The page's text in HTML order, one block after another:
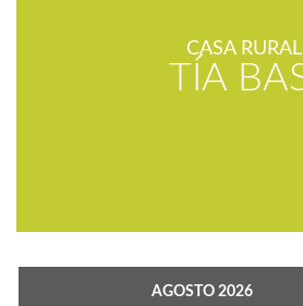
CASA RURAL
TÍA
AGOSTO 2026